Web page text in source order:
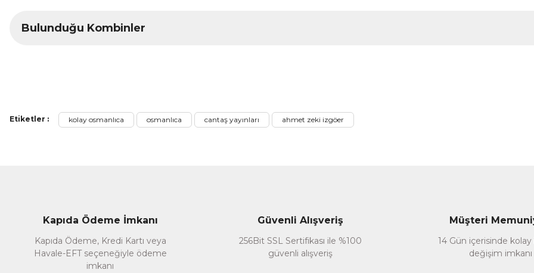
Görüş ve önerileriniz için teşekkür ederiz.
Bu ürüne benzer farklı alternatifler olmalı.
Bulunduğu Kombinler
Etiketler : kolay osmanlıca osmanlıca cantaş yayınları ahmet zeki izgöer
Kapıda Ödeme İmkanı
Kapıda Ödeme, Kredi Kartı veya
Havale-EFT seçeneğiyle ödeme
imkanı
Güvenli Alışveriş
256Bit SSL Sertifikası ile %100
güvenli alışveriş
Müşteri
14 Gün içerisinde kolay
değişim imkanı